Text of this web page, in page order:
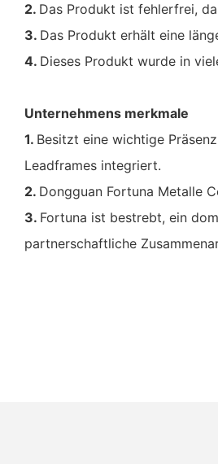
2. Das Produkt ist fehlerfrei,
3. Das Produkt erhält eine
4. Dieses Produkt wurde in
Unternehmens merkmale
1. Besitzt eine wichtige
Leadframes integriert.
2. Dongguan Fortuna Metalle
3. Fortuna ist bestrebt, ein
partnerschaftliche